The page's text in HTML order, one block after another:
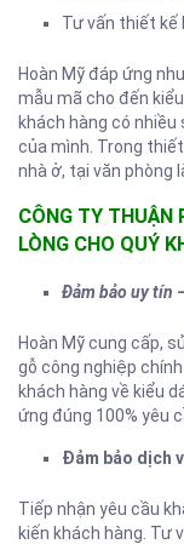
Tư vấn thiết kế
Hoàn Mỹ đáp ứng
mẫu mã cho đến
khách hàng có
của mình. Trong
nhà ở, tại văn phòng
CÔNG TY THUẬN
LÒNG CHO QUÝ
Đảm bảo uy tín
Hoàn Mỹ cung cấp,
gỗ công nghiệp
khách hàng về kiểu
ứng đúng 100% yêu
Đảm bảo dịch
Tiếp nhận yêu cầu
kiến khách hàng. Tư